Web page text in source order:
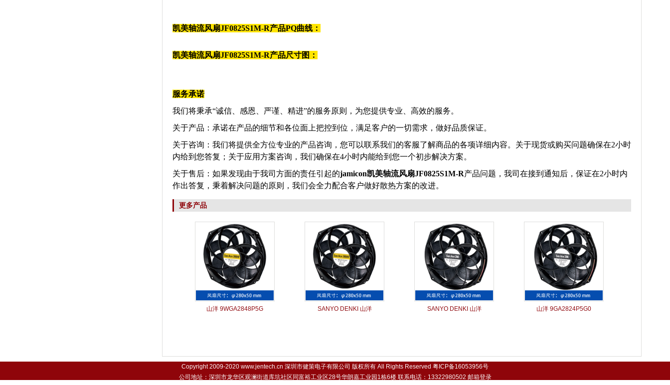
凯美轴流风扇JF0825S1M-R产品PQ曲线：
凯美轴流风扇JF0825S1M-R产品尺寸图：
服务承诺
我们将秉承“诚信、感恩、严谨、精进”的服务原则，为您提供专业、高效的服务。
关于产品：承诺在产品的细节和各位面上把控到位，满足客户的一切需求，做好品质保证。
关于咨询：我们将提供全方位专业的产品咨询，您可以联系我们的客服了解商品的各项详细内容。关于现货或购买问题确保在2小时
内给到您答复；关于应用方案咨询，我们确保在4小时内能给到您一个初步解决方案。
关于售后：如果发现由于我司方面的责任引起的jamicon凯美轴流风扇JF0825S1M-R产品问题，我司在接到通知后，保证在2小时内
作出答复，秉着解决问题的原则，我们会全力配合客户做好散热方案的改进。
更多产品
山洋 9WGA2848P5G SANYO DENKI 山洋 SANYO DENKI 山洋 山洋 9GA2824P5G0
Copyright 2009-2020 www.jentech.cn 深圳市健策电子有限公司 版权所有 All Rights Reserved 粤ICP备16053956号
公司地址：深圳市龙华区观澜街道库坑社区同富裕工业区28号华朗嘉工业园1栋6楼 联系电话：13322980502 邮箱登录